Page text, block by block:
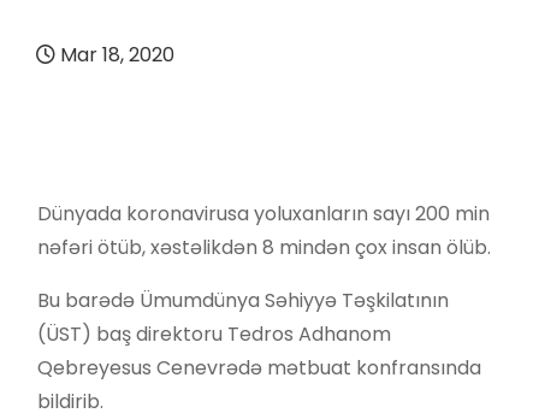
Mar 18, 2020
Dünyada koronavirusa yoluxanların sayı 200 min
nəfəri ötüb, xəstəlikdən 8 mindən çox insan ölüb.
Bu barədə Ümumdünya Səhiyyə Təşkilatının
(ÜST) baş direktoru Tedros Adhanom
Qebreyesus Cenevrədə mətbuat konfransında
bildirib.